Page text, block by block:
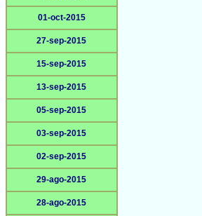
01-oct-2015
27-sep-2015
15-sep-2015
13-sep-2015
05-sep-2015
03-sep-2015
02-sep-2015
29-ago-2015
28-ago-2015